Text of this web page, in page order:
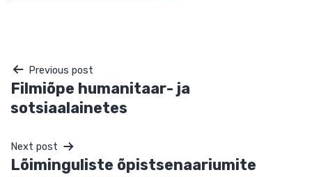
Salvesta minu nimi, e-posti- ja veebiaadress sellesse
Navigeerimine